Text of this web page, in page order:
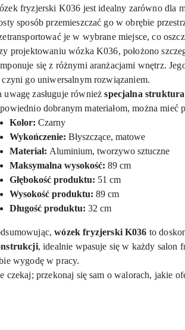
fryzjerski K036 jest idealny zarówno dla
sposób przemieszczać go w obrębie
je w wybrane miejsce, co
projektowaniu wózka K036, położono
się z różnymi aranżacjami wnętrz.
czyni go uniwersalnym rozwiązaniem.
uwagę zasługuje również specjalna struktura
dobranym materiałom, można mieć
Kolor: Czarny
Wykończenie: Błyszczące, matowe
Materiał: Aluminium, tworzywo sztuczne
Maksymalna wysokość: 89 cm
Głębokość produktu: 51 cm
Wysokość produktu: 89 cm
Długość produktu: 32 cm
wózek fryzjerski K036 to
, idealnie wpasuje się w każdy salon
wygodę w pracy.
czekaj; przekonaj się sam o walorach, jakie